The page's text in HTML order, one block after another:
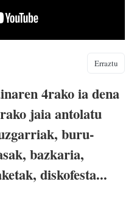
Erraztu
4rako ia dena
jaia antolatu
buru-
bazkaria,
diskofesta...